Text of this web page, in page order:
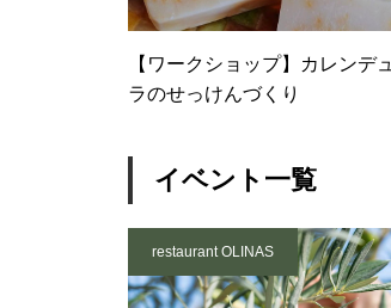
【ワークショップ】カレンデュ
ラのせっけんづくり
イベント一覧
restaurant OLINAS